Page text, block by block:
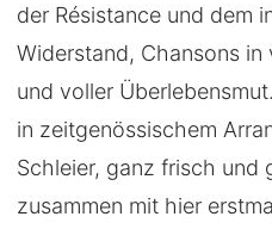
der Résistance und dem
Widerstand, Chansons in
und voller
in zeitgenössischem
Schleier, ganz frisch und
zusammen mit hier